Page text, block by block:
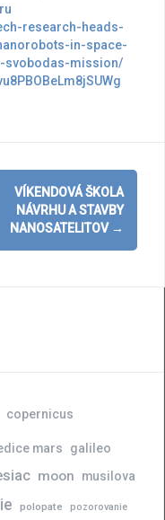
research-heads-
in-space-
svobodas-mission/
VÍKENDOVÁ ŠKOLA
NÁVRHU A STAVBY
NANOSATELITOV →
copernicus
mars
galileo
moon musilova
polopate pozorovanie